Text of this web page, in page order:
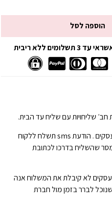
הוספה לסל
ללא ריבית
שליחויות עם שליח עד הבית.
הגעה תוך 3-7 ימי עסקים . הודעת sms תשלח ללקוח
שהשליח בדרכו לכתובת
עסקים לא קיבלת את המשלוח אנה
לברר בזמן מול חברת